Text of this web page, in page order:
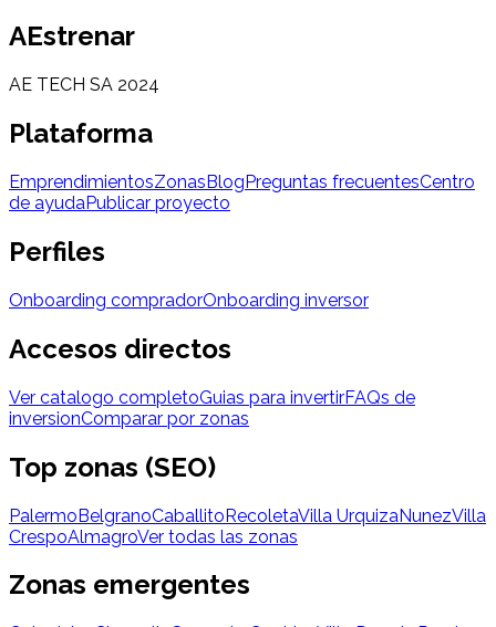
AEstrenar
AE TECH SA 2024
Plataforma
EmprendimientosZonasBlogPreguntas frecuentesCentro
de ayudaPublicar proyecto
Perfiles
Onboarding compradorOnboarding inversor
Accesos directos
Ver catalogo completoGuias para invertirFAQs de
inversionComparar por zonas
Top zonas (SEO)
PalermoBelgranoCaballitoRecoletaVilla UrquizaNunezVilla
CrespoAlmagroVer todas las zonas
Zonas emergentes